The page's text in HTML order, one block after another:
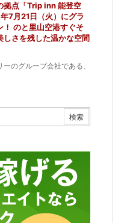
拠点「Trip inn 能登空
7月21日（火）にグラ
！ のと里山空港すぐそ
しさを残した温かな空間
のグループ会社である、